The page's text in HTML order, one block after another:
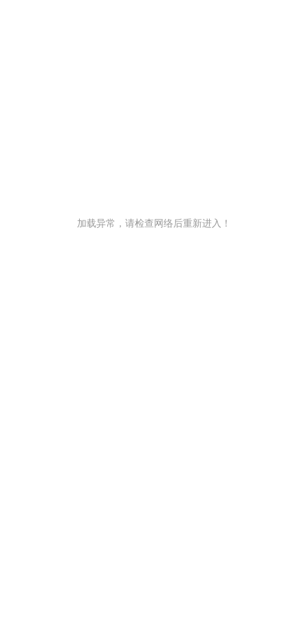
加载异常，请检查网络后重新进入！